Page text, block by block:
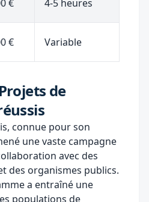
€ 4-5 heures
€ Variable
de
connue pour son
une vaste campagne
avec des
des organismes publics.
a entraîné une
populations de